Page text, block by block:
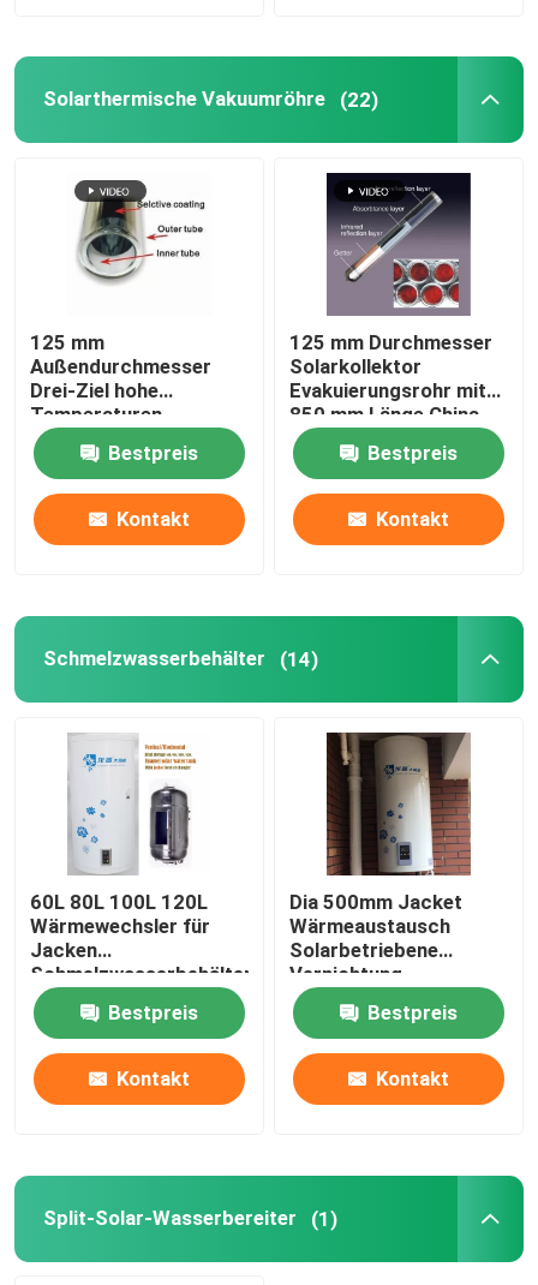
Photovoltaische Warmwasserbereiter
Wasserbehälter für den Ofen
Solarthermische Vakuumröhre (22)
125 mm
Außendurchmesser
Drei-Ziel hohe
Temperaturen
Solarheizung
Vakuumröhren alle Glas
evakuierte Solarröhren
Bestpreis
Kontakt
125 mm Durchmesser
Solarkollektor
Evakuierungsrohr mit
850 mm Länge China
Drei-Höhe Solarrohr
Bestpreis
Kontakt
Schmelzwasserbehälter (14)
60L 80L 100L 120L
Wärmewechsler für
Jacken
Schmelzwasserbehälter
Solarwasserbereiter
vertikale Anlage
Bestpreis
Kontakt
Dia 500mm Jacket
Wärmeaustausch
Solarbetriebene
Vernichtung
Warmwasserzylinder
vertikaler
Solarbetriebener
Wassertank
Bestpreis
Kontakt
Split-Solar-Wasserbereiter (1)